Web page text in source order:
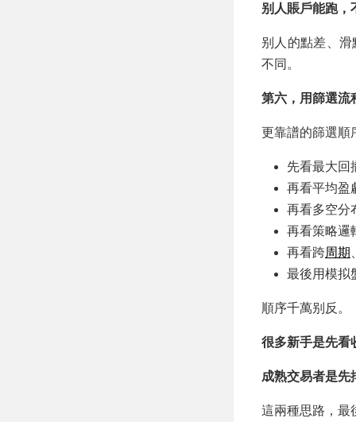
别人賬戶能跑，
别人的點差、
不同。
第六，用篩選流
更靠譜的篩選順
先看最大回
再看平均盈
再看多空分
再看策略邏
再看跨周期
最後用模拟
順序千萬别反。
很多新手是先看
成熟交易者是先
這兩種思路，最